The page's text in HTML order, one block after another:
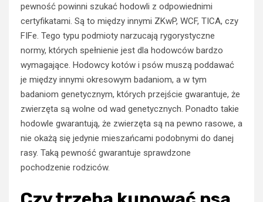
pewność powinni szukać hodowli z odpowiednimi
certyfikatami. Są to między innymi ZKwP, WCF, TICA, czy
FIFe. Tego typu podmioty narzucają rygorystyczne
normy, których spełnienie jest dla hodowców bardzo
wymagające. Hodowcy kotów i psów muszą poddawać
je między innymi okresowym badaniom, a w tym
badaniom genetycznym, których przejście gwarantuje, że
zwierzęta są wolne od wad genetycznych. Ponadto takie
hodowle gwarantują, że zwierzęta są na pewno rasowe, a
nie okażą się jedynie mieszańcami podobnymi do danej
rasy. Taką pewność gwarantuje sprawdzone
pochodzenie rodziców.